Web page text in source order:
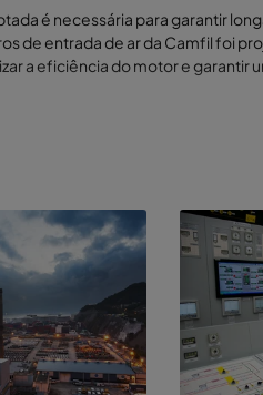
é necessária para garantir
de entrada de ar da Camfil foi
a eficiência do motor e garantir
precisam ser protegidos dos altos
forma mais eficiente fechando a
como uma parte
vigas de elevação e espaço para
recursos embutidos
invólucro e as superfícies
aço carbono pintado, aço